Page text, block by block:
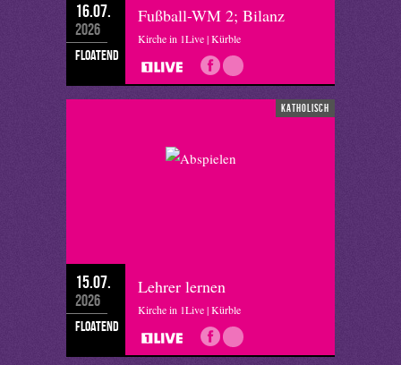
16.07.
2026
floatend
Fußball-WM 2; Bilanz
Kirche in 1Live | Kürble
katholisch
15.07.
2026
floatend
Lehrer lernen
Kirche in 1Live | Kürble